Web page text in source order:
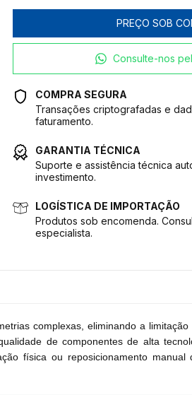
Consulte-nos
COMPRA SEGURA
Transações criptografadas e
faturamento.
GARANTIA TÉCNICA
Suporte e assistência técnica
investimento.
LOGÍSTICA DE IMPORTAÇÃO
Produtos sob encomenda.
especialista.
complexas, eliminando a
de componentes de alta
física ou reposicionamento manual